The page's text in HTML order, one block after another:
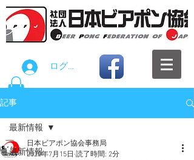
ログイン
記事
最新情報
最新情報
日本ビアポン協会事務局
2020年7月15日 読了時間: 2分